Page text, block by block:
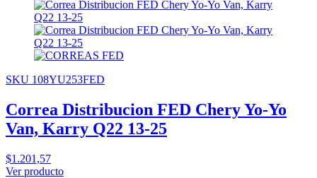
SKU 108YU253FED
Correa Distribucion FED Chery Yo-Yo
Van, Karry Q22 13-25
$1.201,57
Ver producto